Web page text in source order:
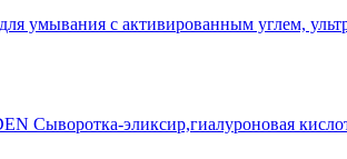
умывания с активированным углем,
Сыворотка-эликсир,гиалуроновая